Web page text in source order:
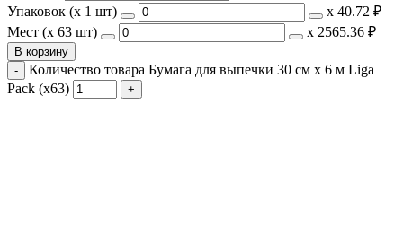
Упаковок (x 1 шт)
х 40.72 ₽
Мест (x 63 шт)
х 2565.36 ₽
В корзину
Количество товара Бумага для выпечки 30 см х 6 м Liga
Pack (х63)